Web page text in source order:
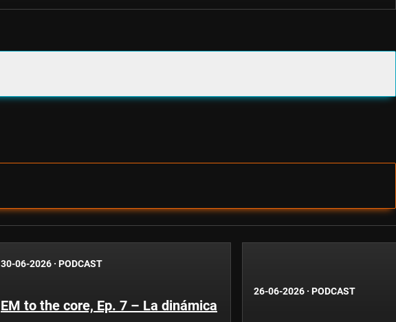
30-06-2026 · PODCAST
EM to the core, Ep. 7 – La dinámica
26-06-2026 · PODCAST